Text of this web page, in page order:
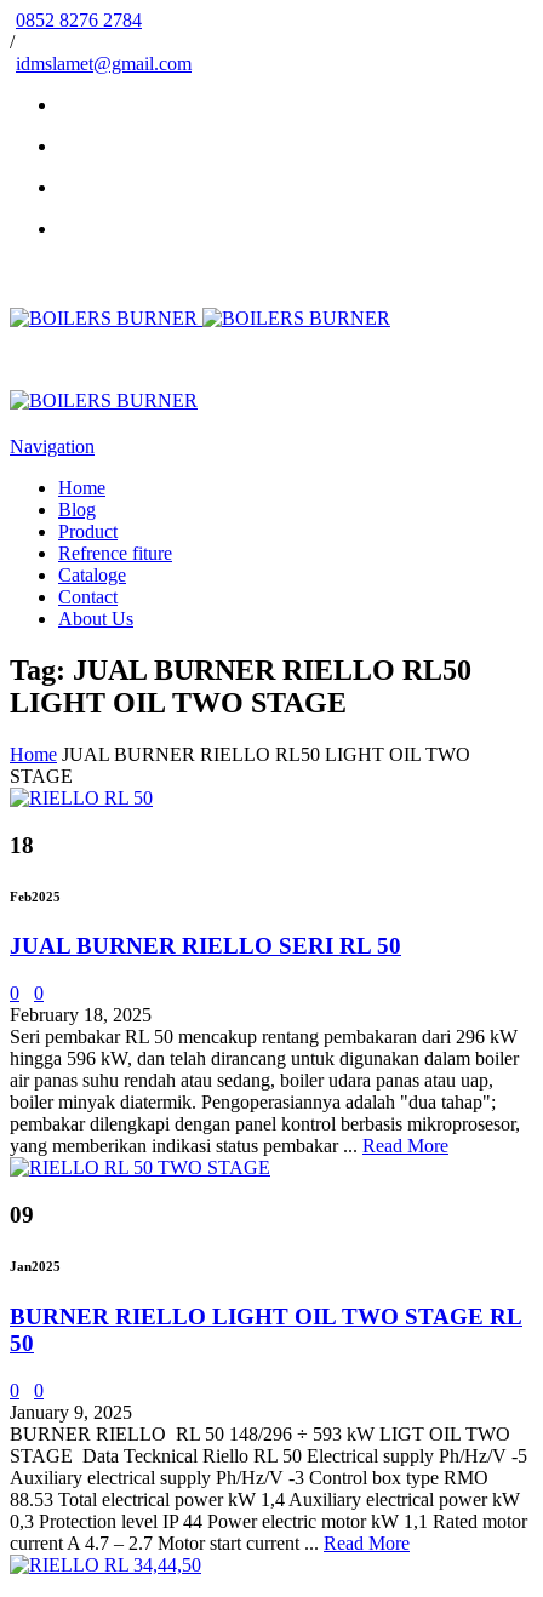
0852 8276 2784
/
idmslamet@gmail.com
Navigation
Home
Blog
Product
Refrence fiture
Cataloge
Contact
About Us
Tag: JUAL BURNER RIELLO RL50
LIGHT OIL TWO STAGE
Home JUAL BURNER RIELLO RL50 LIGHT OIL TWO
STAGE
18
Feb2025
JUAL BURNER RIELLO SERI RL 50
0
0
February 18, 2025
Seri pembakar RL 50 mencakup rentang pembakaran dari 296 kW
hingga 596 kW, dan telah dirancang untuk digunakan dalam boiler
air panas suhu rendah atau sedang, boiler udara panas atau uap,
boiler minyak diatermik. Pengoperasiannya adalah "dua tahap";
pembakar dilengkapi dengan panel kontrol berbasis mikroprosesor,
yang memberikan indikasi status pembakar ... Read More
09
Jan2025
BURNER RIELLO LIGHT OIL TWO STAGE RL
50
0
0
January 9, 2025
BURNER RIELLO RL 50 148/296 ÷ 593 kW LIGT OIL TWO
STAGE Data Tecknical Riello RL 50 Electrical supply Ph/Hz/V -5
Auxiliary electrical supply Ph/Hz/V -3 Control box type RMO
88.53 Total electrical power kW 1,4 Auxiliary electrical power kW
0,3 Protection level IP 44 Power electric motor kW 1,1 Rated motor
current A 4.7 – 2.7 Motor start current ... Read More